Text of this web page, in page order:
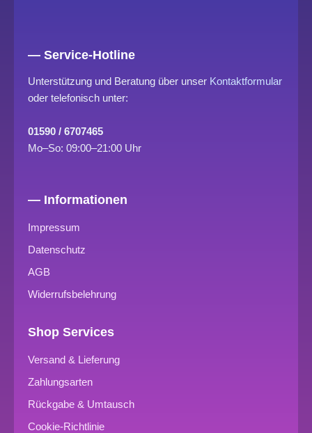
— Service-Hotline
Unterstützung und Beratung über unser Kontaktformular
oder telefonisch unter:
01590 / 6707465
Mo–So: 09:00–21:00 Uhr
— Informationen
Impressum
Datenschutz
AGB
Widerrufsbelehrung
Shop Services
Versand & Lieferung
Zahlungsarten
Rückgabe & Umtausch
Cookie-Richtlinie